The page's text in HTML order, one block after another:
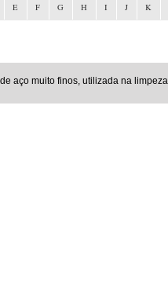
E F G H I J K
aço muito finos, utilizada na